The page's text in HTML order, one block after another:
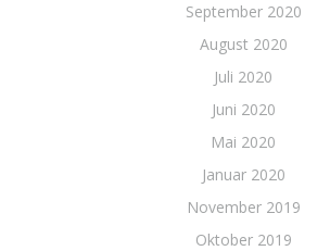
September 2020
August 2020
Juli 2020
Juni 2020
Mai 2020
Januar 2020
November 2019
Oktober 2019